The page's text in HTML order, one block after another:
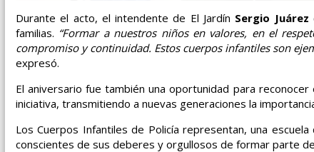
Durante el acto, el intendente de El Jardín Sergio Juárez
familias. “Formar a nuestros niños en valores, en el
compromiso y continuidad. Estos cuerpos infantiles son
expresó.
El aniversario fue también una oportunidad para
iniciativa, transmitiendo a nuevas generaciones la
Los Cuerpos Infantiles de Policía representan, una
conscientes de sus deberes y orgullosos de formar parte